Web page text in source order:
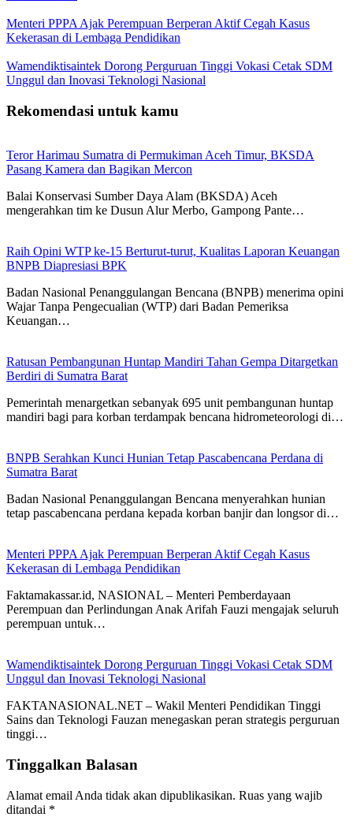
Menteri PPPA Ajak Perempuan Berperan Aktif Cegah Kasus
Kekerasan di Lembaga Pendidikan
Wamendiktisaintek Dorong Perguruan Tinggi Vokasi Cetak SDM
Unggul dan Inovasi Teknologi Nasional
Rekomendasi untuk kamu
Teror Harimau Sumatra di Permukiman Aceh Timur, BKSDA
Pasang Kamera dan Bagikan Mercon
Balai Konservasi Sumber Daya Alam (BKSDA) Aceh
mengerahkan tim ke Dusun Alur Merbo, Gampong Pante…
Raih Opini WTP ke-15 Berturut-turut, Kualitas Laporan Keuangan
BNPB Diapresiasi BPK
Badan Nasional Penanggulangan Bencana (BNPB) menerima opini
Wajar Tanpa Pengecualian (WTP) dari Badan Pemeriksa
Keuangan…
Ratusan Pembangunan Huntap Mandiri Tahan Gempa Ditargetkan
Berdiri di Sumatra Barat
Pemerintah menargetkan sebanyak 695 unit pembangunan huntap
mandiri bagi para korban terdampak bencana hidrometeorologi di…
BNPB Serahkan Kunci Hunian Tetap Pascabencana Perdana di
Sumatra Barat
Badan Nasional Penanggulangan Bencana menyerahkan hunian
tetap pascabencana perdana kepada korban banjir dan longsor di…
Menteri PPPA Ajak Perempuan Berperan Aktif Cegah Kasus
Kekerasan di Lembaga Pendidikan
Faktamakassar.id, NASIONAL – Menteri Pemberdayaan
Perempuan dan Perlindungan Anak Arifah Fauzi mengajak seluruh
perempuan untuk…
Wamendiktisaintek Dorong Perguruan Tinggi Vokasi Cetak SDM
Unggul dan Inovasi Teknologi Nasional
FAKTANASIONAL.NET – Wakil Menteri Pendidikan Tinggi
Sains dan Teknologi Fauzan menegaskan peran strategis perguruan
tinggi…
Tinggalkan Balasan
Alamat email Anda tidak akan dipublikasikan. Ruas yang wajib
ditandai *